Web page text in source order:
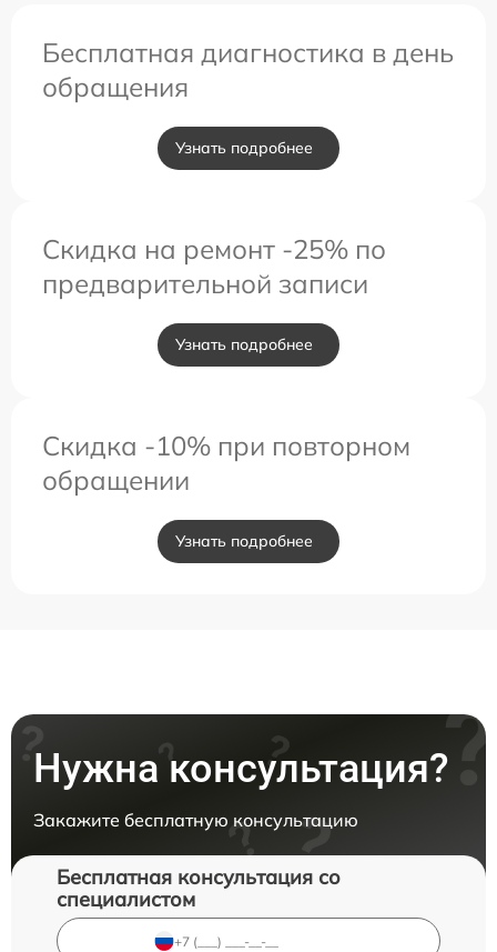
Бесплатная диагностика в день
обращения
Узнать подробнее
Скидка на ремонт -25% по
предварительной записи
Узнать подробнее
Скидка -10% при повторном
обращении
Узнать подробнее
Нужна консультация?
Закажите бесплатную консультацию
Бесплатная консультация со
специалистом